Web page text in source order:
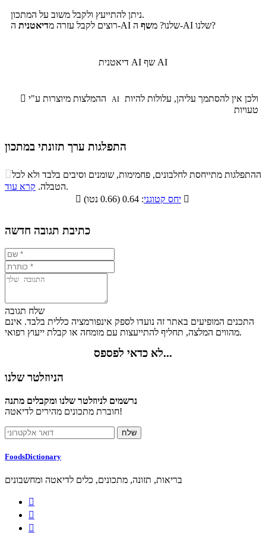
ניתן להתייעץ ולקבל משוב על המתכון.
רוצים לקבל עזרה מדיאטנית ה-AI שלנו? משף ה-AI שלנו?
דיאטנית AI שף AI
 AI
טעויות
התפלגות ערך תזונתי במתכון
התפלגות ערך תזונתי במתכון
סיבים
תזונתיים
שומנים חלבונים
5.9%
ההתפלגות מתייחסת לחלבונים, פחמימות, שומנים וסיבים בלבד ולא לכל
הטבלה. קרא עוד
.

יחס קטוגני 
כתיבת תגובה חדשה
שלח תגובה
התכנים המופיעים באתר זה נועדו לספק אינפורמציה כללית בלבד. אינם
מהווים המלצה, תחליף להתייעצות עם מומחה או קבלת ייעוץ רפואי.
לא כדאי לפספס...
הניוזלטר שלנו
נרשמים לניוזלטר שלנו ומקבלים מתנה
חוברת מתכונים מהירים לדיאטה!
FoodsDictionary
בריאות, תזונה, מתכונים, כלים לדיאטה ומחשבונים


